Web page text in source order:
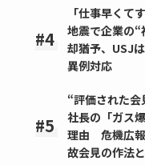
「仕事早く
地震で企業の
却猶予、USJ
異例対応
“評価された
社長の「ガス
理由 危機広報
故会見の作法